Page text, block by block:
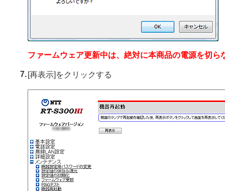
ファームウェア更新中は、絶対に本商品の電源を切ら
7. [再表示]をクリックする